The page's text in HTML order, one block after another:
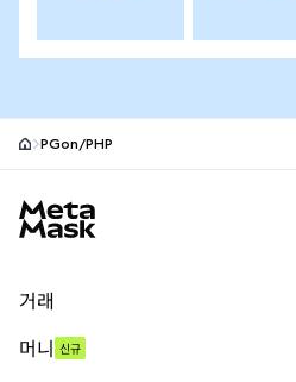
PGon/PHP
거래
머니 신규